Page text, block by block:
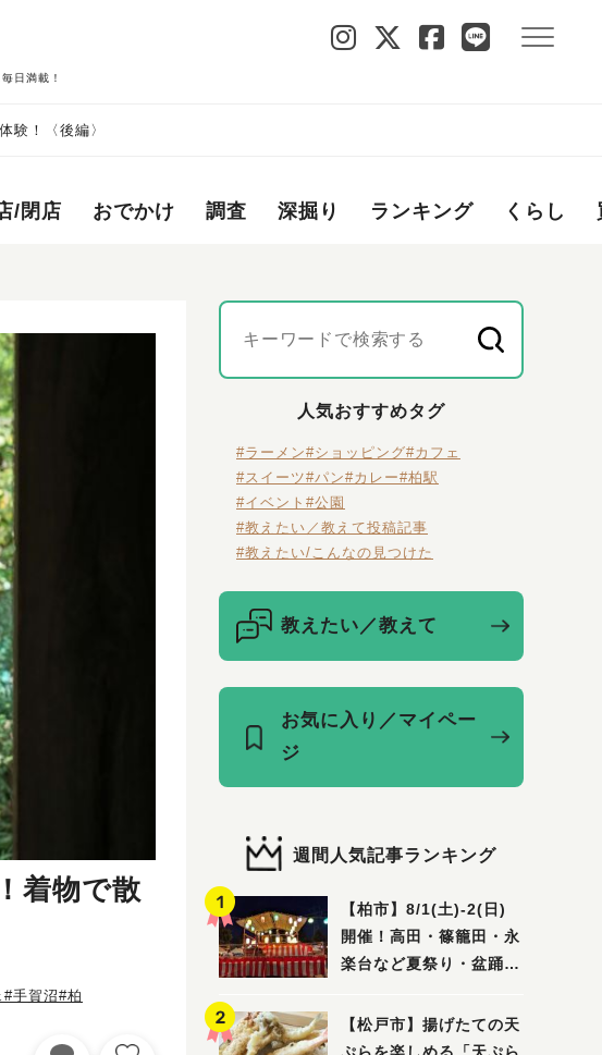
日満載！
験！〈後編〉
/閉店 おでかけ 調査 深掘り ランキング くらし
着物で散
#手賀沼#柏
人気おすすめタグ
#ラーメン#ショッピング#カフェ
#スイーツ#パン#カレー#柏駅
#イベント #公園
#教えたい／教えて投稿記事
#教えたい/こんなの見つけた
教えたい／教えて
お気に入り／マイペー
ジ
週間人気記事ランキング
【柏市】8/1(土)‐2(日)
開催！高田・篠籠田・永
楽台など夏祭り・盆踊り
【松戸市】揚げたての天